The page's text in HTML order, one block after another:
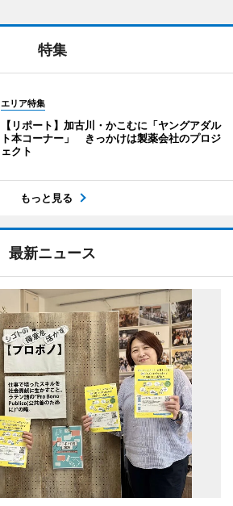
特集
エリア特集
【リポート】加古川・かこむに「ヤングアダル
ト本コーナー」 きっかけは製薬会社のプロジ
ェクト
もっと見る
最新ニュース